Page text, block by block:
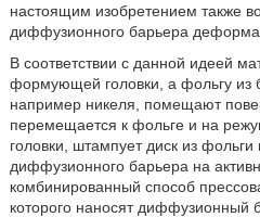
настоящим изобретением также
диффузионного барьера
В соответствии с данной идеей
формующей головки, а фольгу из
например никеля, помещают
перемещается к фольге и на
головки, штампует диск из фольги
диффузионного барьера на
комбинированный способ
которого наносят диффузионный